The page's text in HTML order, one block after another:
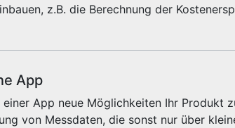
z.B. die Berechnung der
App
App neue Möglichkeiten Ihr Produkt
von Messdaten, die sonst nur über